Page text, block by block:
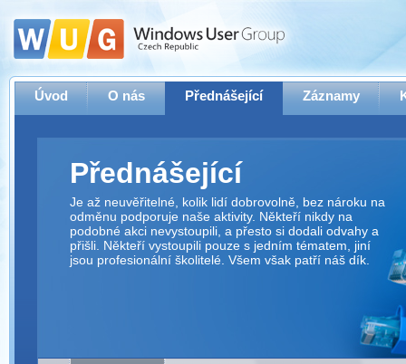
Úvod O nás Přednášející Záznamy
Přednášející
Je až neuvěřitelné, kolik lidí dobrovolně, bez nároku na
odměnu podporuje naše aktivity. Někteří nikdy na
podobné akci nevystoupili, a přesto si dodali odvahy a
přišli. Někteří vystoupili pouze s jedním tématem, jiní
jsou profesionální školitelé. Všem však patří náš dík.